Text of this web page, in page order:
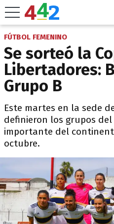
FÚTBOL FEMENINO
Se sorteó la
Libertadores:
Grupo B
Este martes en la sede
definieron los grupos
importante del
octubre.